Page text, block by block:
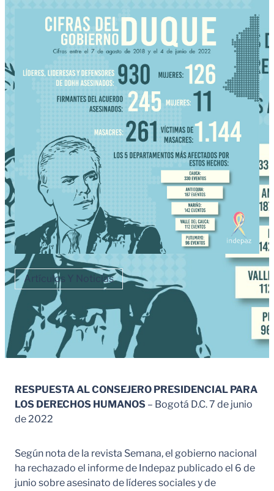
Artículos Y Noticias
RESPUESTA AL CONSEJERO PRESIDENCIAL PARA
LOS DERECHOS HUMANOS – Bogotá D.C. 7 de junio
de 2022
Según nota de la revista Semana, el gobierno nacional
ha rechazado el informe de Indepaz publicado el 6 de
junio sobre asesinato de líderes sociales y de